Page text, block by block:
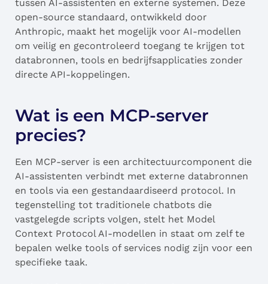
tussen AI-assistenten en externe systemen. Deze
open-source standaard, ontwikkeld door
Anthropic, maakt het mogelijk voor AI-modellen
om veilig en gecontroleerd toegang te krijgen tot
databronnen, tools en bedrijfsapplicaties zonder
directe API-koppelingen.
Wat is een MCP-server
precies?
Een MCP-server is een architectuurcomponent die
AI-assistenten verbindt met externe databronnen
en tools via een gestandaardiseerd protocol. In
tegenstelling tot traditionele chatbots die
vastgelegde scripts volgen, stelt het Model
Context Protocol AI-modellen in staat om zelf te
bepalen welke tools of services nodig zijn voor een
specifieke taak.